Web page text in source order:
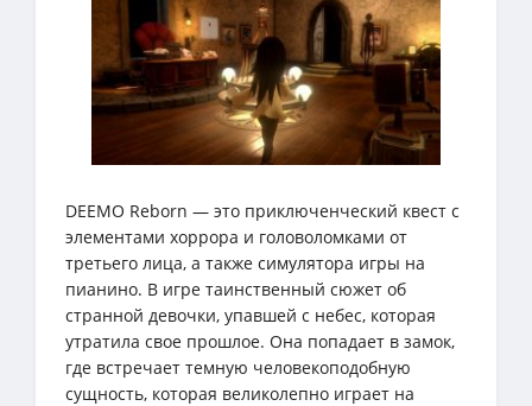
DEEMO Reborn — это приключенческий квест с
элементами хоррора и головоломками от
третьего лица, а также симулятора игры на
пианино. В игре таинственный сюжет об
странной девочки, упавшей с небес, которая
утратила свое прошлое. Она попадает в замок,
где встречает темную человекоподобную
сущность, которая великолепно играет на